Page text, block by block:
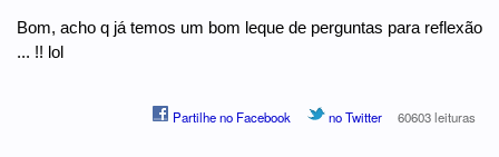
Bom, acho q já temos um bom leque de perguntas para reflexão
... !! lol
Partilhe no Facebook no Twitter 60603 leituras